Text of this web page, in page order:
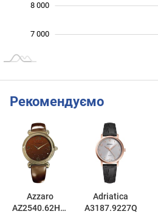
7 000
8 000
Рекомендуємо
Azzaro
AZ2540.62HH.
Adriatica
A3187.9227Q